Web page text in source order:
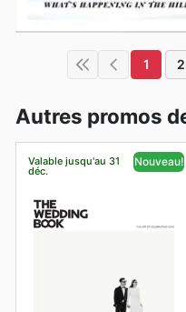
1 2
Autres promos
Valable jusqu'au 31
déc.
Nouveau!